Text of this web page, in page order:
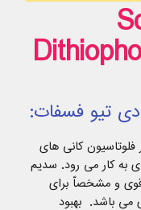
دی تیو فسفات:
فلوتاسیون کانی های
به کار می رود. سدیم
قوی و مشخصاّ برای
باشد. بهبود